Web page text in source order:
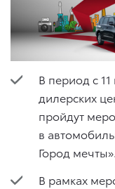
В период с
дилерских
пройдут
в
Город мечты».
В рамках